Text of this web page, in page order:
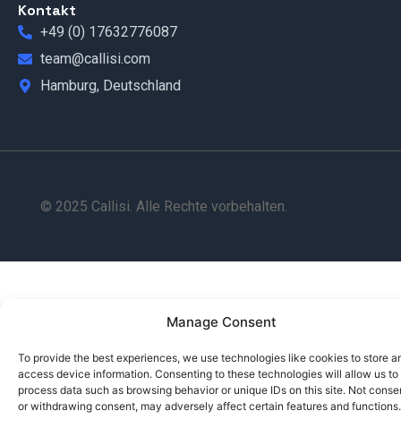
Manage Consent
To provide the best experiences, we use technologies like cookies to store
access device information. Consenting to these technologies will allow us to
process data such as browsing behavior or unique IDs on this site. Not
or withdrawing consent, may adversely affect certain features and functions.
Kontakt
+49 (0) 17632776087
team@callisi.com
Hamburg, Deutschland
© 2025 Callisi. Alle Rechte vorbehalten.